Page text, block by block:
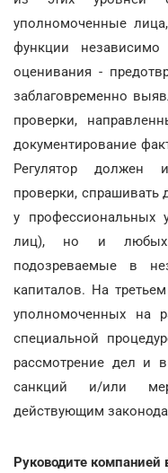
уполномоченные
функции
оценивания -
заблаговременно
проверки,
документирование
Регулятор должен
проверки, спрашивать
у профессиональных
лиц), но и любых
подозреваемые в
капиталов. На
уполномоченных на
специальной
рассмотрение дел и
санкций и/или
действующим
Руководите